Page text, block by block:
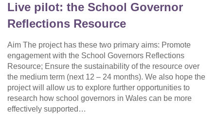
Live pilot: the School Governor
Reflections Resource
Aim The project has these two primary aims: Promote
engagement with the School Governors Reflections
Resource; Ensure the sustainability of the resource over
the medium term (next 12 – 24 months). We also hope the
project will allow us to explore further opportunities to
research how school governors in Wales can be more
effectively supported…